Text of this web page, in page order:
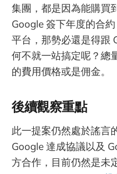
集團，都是因為能購買
Google 簽下年度的合
平台，那勢必還是得跟
何不就一站搞定呢？總
的費用價格或是佣金。
後續觀察重點
此一提案仍然處於謠言
Google 達成協議以及
方合作，目前仍然是未